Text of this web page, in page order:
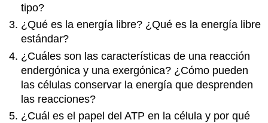
tipo?
¿Qué es la energía libre? ¿Qué es la energía libre
estándar?
¿Cuáles son las características de una reacción
endergónica y una exergónica? ¿Cómo pueden
las células conservar la energía que desprenden
las reacciones?
¿Cuál es el papel del ATP en la célula y por qué